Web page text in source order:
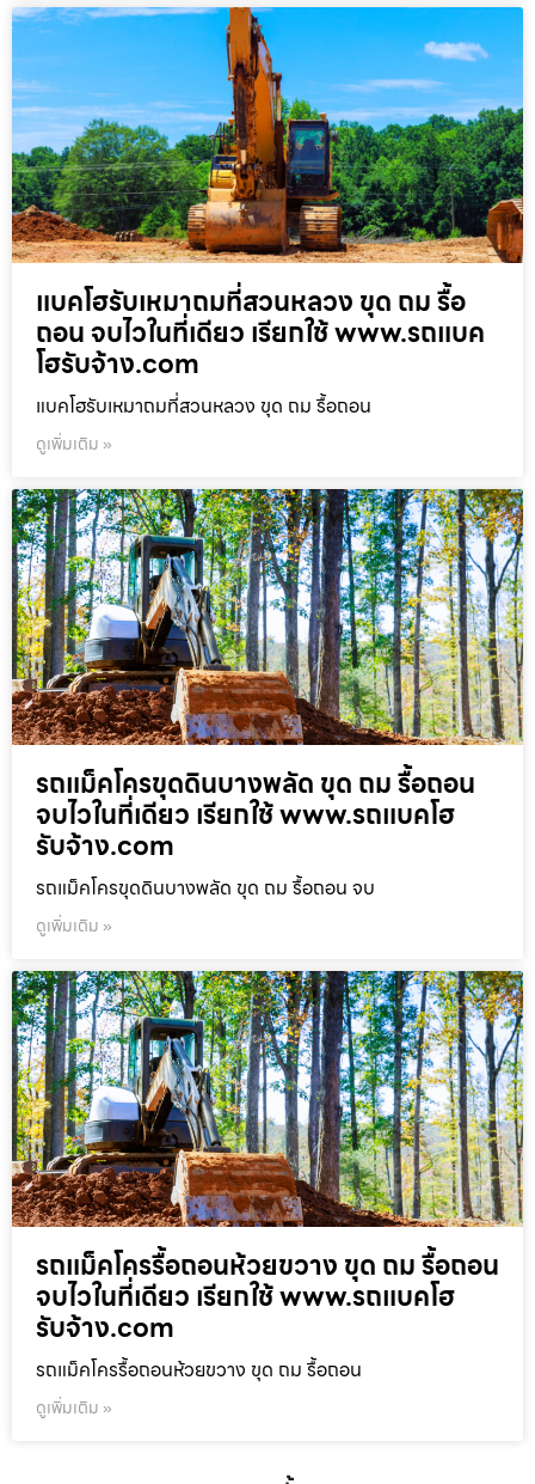
แบคโฮรับเหมาถมที่สวนหลวง ขุด ถม รื้อ
ถอน จบไวในที่เดียว เรียกใช้ www.รถแบค
โฮรับจ้าง.com
แบคโฮรับเหมาถมที่สวนหลวง ขุด ถม รื้อถอน
ดูเพิ่มเติม »
รถแม็คโครขุดดินบางพลัด ขุด ถม รื้อถอน
จบไวในที่เดียว เรียกใช้ www.รถแบคโฮ
รับจ้าง.com
รถแม็คโครขุดดินบางพลัด ขุด ถม รื้อถอน จบ
ดูเพิ่มเติม »
รถแม็คโครรื้อถอนห้วยขวาง ขุด ถม รื้อถอน
จบไวในที่เดียว เรียกใช้ www.รถแบคโฮ
รับจ้าง.com
รถแม็คโครรื้อถอนห้วยขวาง ขุด ถม รื้อถอน
ดูเพิ่มเติม »